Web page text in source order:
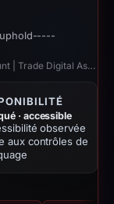
uphold-----
“Log In | Uphold® | Sign In to Your Account | Trade Digital Assets”
· accessible
observée
aux contrôles de